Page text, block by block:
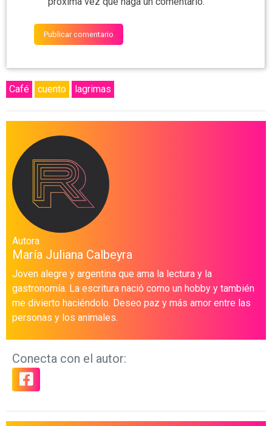
Café cuento lagrimas
Autora
María Juliana Calbeyra
Joven alegre y argentina que ama la lectura y la
gastronomía. La escritura nació como un hobby y también
me divierto haciéndolo. Deseo paz y más amor entre las
personas y los animales.
Conecta con el autor: